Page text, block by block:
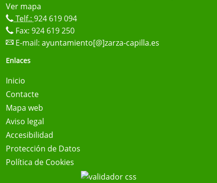
Ver mapa
Telf.: 924 619 094
Fax: 924 619 250
E-mail: ayuntamiento[@]zarza-capilla.es
Enlaces
Inicio
Contacte
Mapa web
Aviso legal
Accesibilidad
Protección de Datos
Política de Cookies